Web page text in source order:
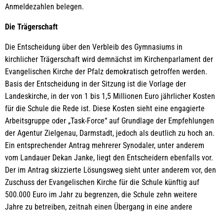
Anmeldezahlen belegen.
Die Trägerschaft
Die Entscheidung über den Verbleib des Gymnasiums in
kirchlicher Trägerschaft wird demnächst im Kirchenparlament der
Evangelischen Kirche der Pfalz demokratisch getroffen werden.
Basis der Entscheidung in der Sitzung ist die Vorlage der
Landeskirche, in der von 1 bis 1,5 Millionen Euro jährlicher Kosten
für die Schule die Rede ist. Diese Kosten sieht eine engagierte
Arbeitsgruppe oder „Task-Force“ auf Grundlage der Empfehlungen
der Agentur Zielgenau, Darmstadt, jedoch als deutlich zu hoch an.
Ein entsprechender Antrag mehrerer Synodaler, unter anderem
vom Landauer Dekan Janke, liegt den Entscheidern ebenfalls vor.
Der im Antrag skizzierte Lösungsweg sieht unter anderem vor, den
Zuschuss der Evangelischen Kirche für die Schule künftig auf
500.000 Euro im Jahr zu begrenzen, die Schule zehn weitere
Jahre zu betreiben, zeitnah einen Übergang in eine andere